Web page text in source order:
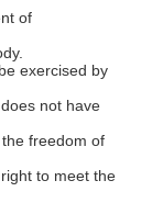
of
exercised by
not have
freedom of
to meet the